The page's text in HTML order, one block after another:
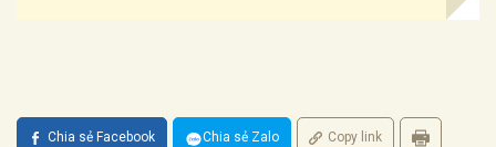
Chia sẻ Facebook Chia sẻ Zalo Copy link